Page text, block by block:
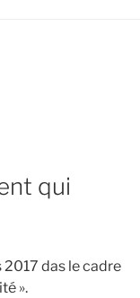
qui
2017 das le cadre
».